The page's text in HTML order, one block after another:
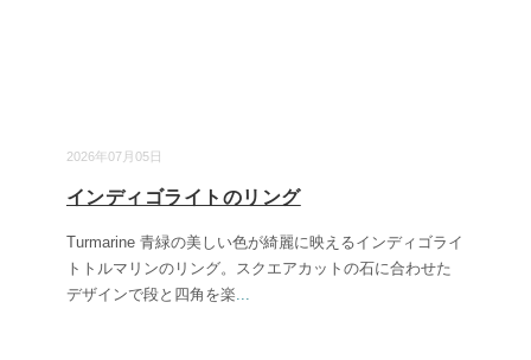
2026年07月05日
インディゴライトのリング
Turmarine 青緑の美しい色が綺麗に映えるインディゴライ
トトルマリンのリング。スクエアカットの石に合わせた
デザインで段と四角を楽...